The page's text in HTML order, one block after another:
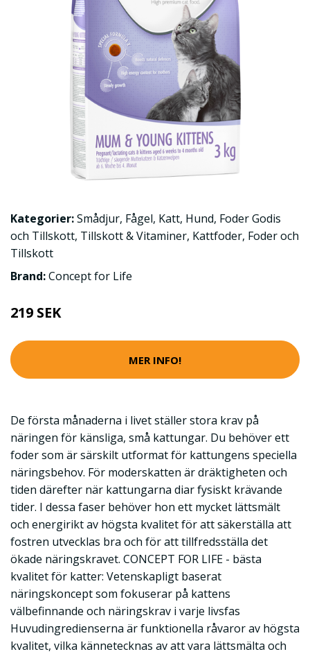
Kategorier:Smådjur, Fågel, Katt, Hund, Foder Godis
och Tillskott, Tillskott & Vitaminer, Kattfoder, Foder och
Tillskott
Brand:Concept for Life
219 SEK
MER INFO!
De första månaderna i livet ställer stora krav på
näringen för känsliga, små kattungar. Du behöver ett
foder som är särskilt utformat för kattungens speciella
näringsbehov. För moderskatten är dräktigheten och
tiden därefter när kattungarna diar fysiskt krävande
tider. I dessa faser behöver hon ett mycket lättsmält
och energirikt av högsta kvalitet för att säkerställa att
fostren utvecklas bra och för att tillfredsställa det
ökade näringskravet. CONCEPT FOR LIFE - bästa
kvalitet för katter: Vetenskapligt baserat
näringskoncept som fokuserar på kattens
välbefinnande och näringskrav i varje livsfas
Huvudingredienserna är funktionella råvaror av högsta
kvalitet, vilka kännetecknas av att vara lättsmälta och